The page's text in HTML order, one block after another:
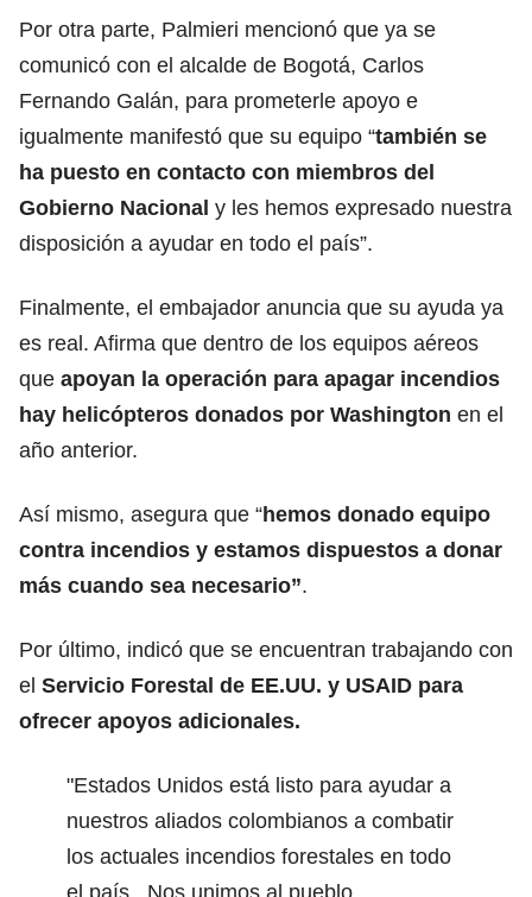
Por otra parte, Palmieri mencionó que ya se
comunicó con el alcalde de Bogotá, Carlos
Fernando Galán, para prometerle apoyo e
igualmente manifestó que su equipo “también se
ha puesto en contacto con miembros del
Gobierno Nacional y les hemos expresado nuestra
disposición a ayudar en todo el país”.
Finalmente, el embajador anuncia que su ayuda ya
es real. Afirma que dentro de los equipos aéreos
que apoyan la operación para apagar incendios
hay helicópteros donados por Washington en el
año anterior.
Así mismo, asegura que “hemos donado equipo
contra incendios y estamos dispuestos a donar
más cuando sea necesario”.
Por último, indicó que se encuentran trabajando con
el Servicio Forestal de EE.UU. y USAID para
ofrecer apoyos adicionales.
"Estados Unidos está listo para ayudar a
nuestros aliados colombianos a combatir
los actuales incendios forestales en todo
el país. Nos unimos al pueblo